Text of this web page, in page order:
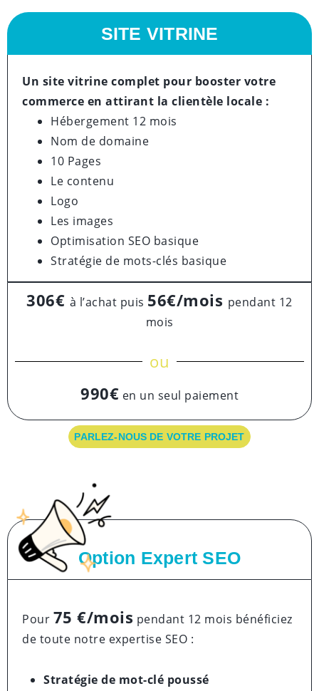
SITE VITRINE
Un site vitrine complet pour booster votre
commerce en attirant la clientèle locale :
Hébergement 12 mois
Nom de domaine
10 Pages
Le contenu
Logo
Les images
Optimisation SEO basique
Stratégie de mots-clés basique
306€ à l’achat puis 56€/mois pendant 12
mois
ou
990€ en un seul paiement
PARLEZ-NOUS DE VOTRE PROJET
Option Expert SEO
Pour 75 €/mois pendant 12 mois bénéficiez
de toute notre expertise SEO :
Stratégie de mot-clé poussé